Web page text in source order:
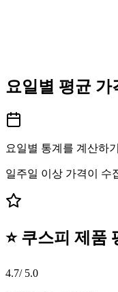
요일별 평균 가
요일별 통계를 계산하
일주일 이상 가격이 수
⭐ 쿠스피 제품
4.7/ 5.0